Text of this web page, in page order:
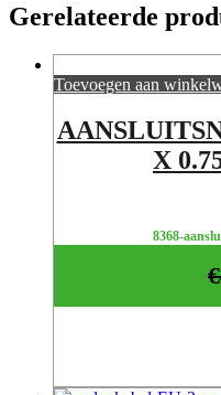
Gerelateerde
Toevoegen aan
X
8368-
€